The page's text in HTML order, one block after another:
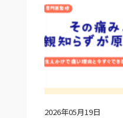
2026年05月19日